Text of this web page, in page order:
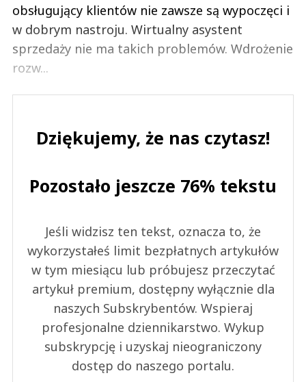
obsługujący klientów nie zawsze są wypoczęci i
w dobrym nastroju. Wirtualny asystent
sprzedaży nie ma takich problemów. Wdrożenie
rozw...
Dziękujemy, że nas czytasz!
Pozostało jeszcze 76% tekstu
Jeśli widzisz ten tekst, oznacza to, że
wykorzystałeś limit bezpłatnych artykułów
w tym miesiącu lub próbujesz przeczytać
artykuł premium, dostępny wyłącznie dla
naszych Subskrybentów. Wspieraj
profesjonalne dziennikarstwo. Wykup
subskrypcję i uzyskaj nieograniczony
dostęp do naszego portalu.